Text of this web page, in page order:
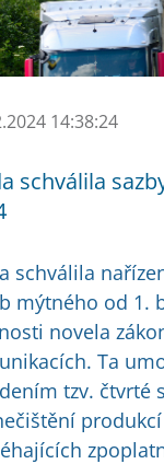
14:38:24
schválila
schválila
mýtného od 1.
novela
Ta
tzv. čtvrté